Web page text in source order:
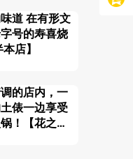
道 在有形文
号的寿喜烧
店】
的店内，一
俵一边享受
！【花之舞
前店】